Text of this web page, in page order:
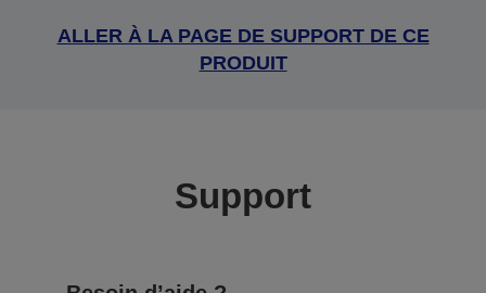
ALLER À LA PAGE DE SUPPORT DE CE
PRODUIT
Support